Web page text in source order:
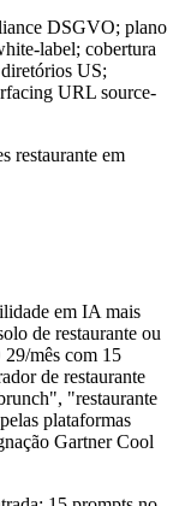
DSGVO; plano
label; cobertura
US;
URL source-
restaurante em
em IA mais
de restaurante ou
mês com 15
de restaurante
"restaurante
plataformas
Gartner Cool